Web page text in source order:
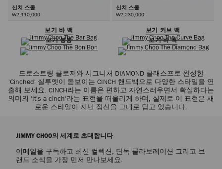
신치 스몰
₩2,110,000
신치 스몰
₩2,230,000
보기 바 백
보기 커브 백
보기 봉봉
보기 바 백
드로스트링 클로저와 시그니처 DIAMOND 클래스프로 완성한
'Cinched' 실루엣이 돋보이는 CINCH 핸드백으로 다양한 스타일을 연
출해 보세요. CINCH라는 이름은 편하고 자연스러우면서 확실하다는
의미의 'It's a cinch'라는 표현을 떠올리게 하며, 실제로 이 표현은 새
로운 스타일이 지닌 정신을 그대로 담고 있습니다.
JIMMY CHOO의 세계로 초대합니다
이메일을 구독하고 최신 컬렉션, 단독 콜라보레이션 그리고 브
랜드 소식을 가장 먼저 만나보세요.